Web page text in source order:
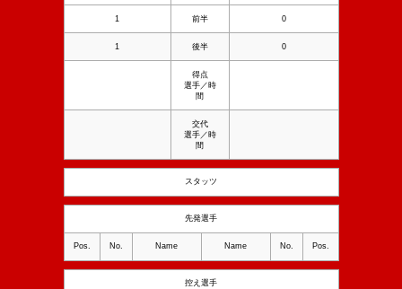
1 前半 0
1 後半 0
得点
選手／時
間
交代
選手／時
間
スタッツ
先発選手
Pos. No. Name Name No. Pos.
控え選手